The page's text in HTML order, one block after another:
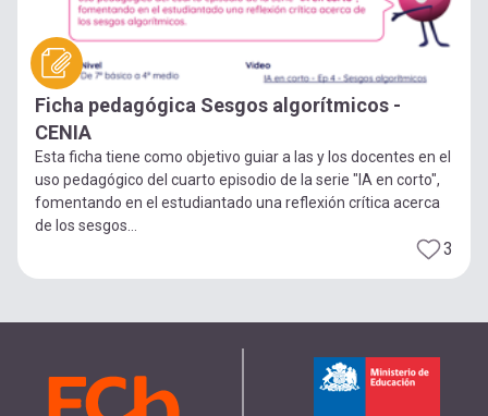
Ficha pedagógica Sesgos algorítmicos -
CENIA
Esta ficha tiene como objetivo guiar a las y los docentes en el
uso pedagógico del cuarto episodio de la serie "IA en corto",
fomentando en el estudiantado una reflexión crítica acerca
de los sesgos...
3